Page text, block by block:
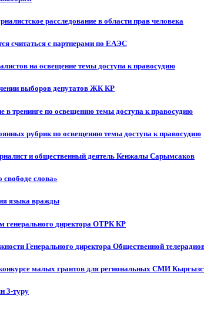
расследование в области прав человека
считаться с партнерами по ЕАЭС
на освещение темы доступа к правосудию
выборов депутатов ЖК КР
в тренинге по освещению темы доступа к правосудию
рубрик по освещению темы доступа к правосудию
и общественный деятель Кенжалы Сарымсаков
слова»
языка вражды
генерального директора ОТРК КР
Генерального директора Общественной
малых грантов для региональных СМИ
3-туру